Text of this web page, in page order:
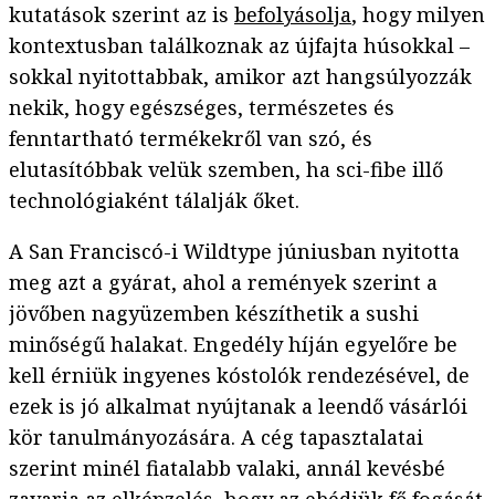
kutatások szerint az is befolyásolja, hogy milyen
kontextusban találkoznak az újfajta húsokkal –
sokkal nyitottabbak, amikor azt hangsúlyozzák
nekik, hogy egészséges, természetes és
fenntartható termékekről van szó, és
elutasítóbbak velük szemben, ha sci-fibe illő
technológiaként tálalják őket.
A San Franciscó-i Wildtype júniusban nyitotta
meg azt a gyárat, ahol a remények szerint a
jövőben nagyüzemben készíthetik a sushi
minőségű halakat. Engedély híján egyelőre be
kell érniük ingyenes kóstolók rendezésével, de
ezek is jó alkalmat nyújtanak a leendő vásárlói
kör tanulmányozására. A cég tapasztalatai
szerint minél fiatalabb valaki, annál kevésbé